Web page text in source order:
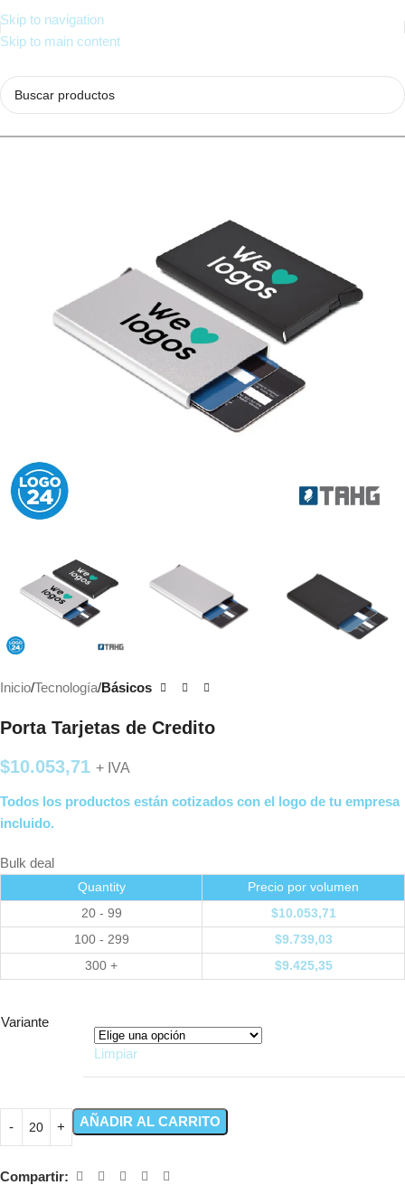
Skip to navigation
Skip to main content
Inicio Tecnología Básicos
Porta Tarjetas de Credito
$10.053,71 + IVA
Todos los productos están cotizados con el logo de tu empresa
incluido.
Bulk deal
Quantity
Precio por volumen
20 - 99
$10.053,71
100 - 299
$9.739,03
300 +
$9.425,35
Variante
Limpiar
AÑADIR AL CARRITO
Compartir: